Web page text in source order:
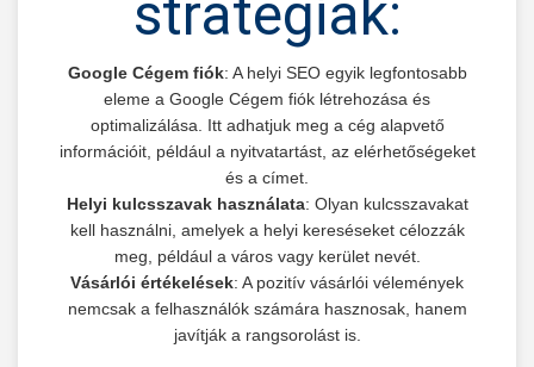
stratégiák:
Google Cégem fiók: A helyi SEO egyik legfontosabb
eleme a Google Cégem fiók létrehozása és
optimalizálása. Itt adhatjuk meg a cég alapvető
információit, például a nyitvatartást, az elérhetőségeket
és a címet.
Helyi kulcsszavak használata: Olyan kulcsszavakat
kell használni, amelyek a helyi kereséseket célozzák
meg, például a város vagy kerület nevét.
Vásárlói értékelések: A pozitív vásárlói vélemények
nemcsak a felhasználók számára hasznosak, hanem
javítják a rangsorolást is.